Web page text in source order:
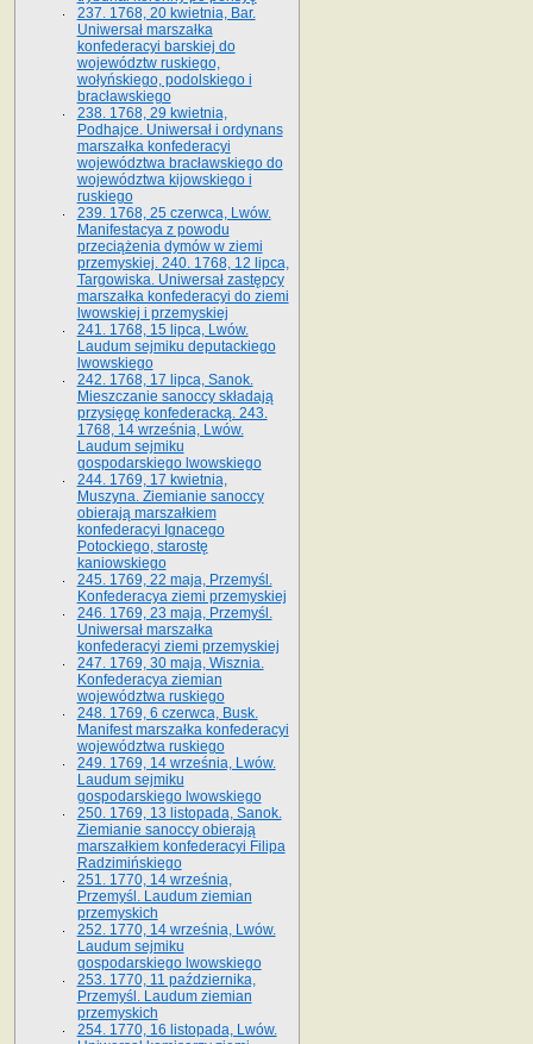
237. 1768, 20 kwietnia, Bar.
Uniwersał marszałka
konfederacyi barskiej do
województw ruskiego,
wołyńskiego, podolskiego i
bracławskiego
238. 1768, 29 kwietnia,
Podhajce. Uniwersał i ordynans
marszałka konfederacyi
województwa bracławskiego do
wo­jewództwa kijowskiego i
ruskiego
239. 1768, 25 czerwca, Lwów.
Manifestacya z powodu
przeciążenia dymów w ziemi
przemyskiej. 240. 1768, 12 lipca,
Targowiska. Uniwersał zastępcy
marszałka konfederacyi do ziemi
lwowskiej i przemyskiej
241. 1768, 15 lipca, Lwów.
Laudum sejmiku deputackiego
lwowskiego
242. 1768, 17 lipca, Sanok.
Mieszczanie sanoccy składają
przysięgę konfederacką. 243.
1768, 14 września, Lwów.
Laudum sejmiku
gospodarskiego lwowskiego
244. 1769, 17 kwietnia,
Muszyna. Ziemianie sanoccy
obierają marszałkiem
konfederacyi Ignacego
Potockiego, starostę
kaniowskiego
245. 1769, 22 maja, Przemyśl.
Konfederacya ziemi przemyskiej
246. 1769, 23 maja, Przemyśl.
Uniwersał marszałka
konfederacyi ziemi przemyskiej
247. 1769, 30 maja, Wisznia.
Konfederacya ziemian
województwa ruskiego
248. 1769, 6 czerwca, Busk.
Manifest marszałka konfederacyi
województwa ruskiego
249. 1769, 14 września, Lwów.
Laudum sejmiku
gospodarskiego lwowskiego
250. 1769, 13 listopada, Sanok.
Ziemianie sanoccy obierają
marszałkiem konfederacyi Filipa
Radzimińskiego
251. 1770, 14 września,
Przemyśl. Laudum ziemian
przemyskich
252. 1770, 14 września, Lwów.
Laudum sejmiku
gospodarskiego lwowskiego
253. 1770, 11 października,
Przemyśl. Laudum ziemian
przemyskich
254. 1770, 16 listopada, Lwów.